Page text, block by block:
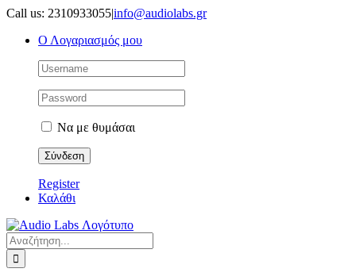
Μετάβαση
περιεχόμενο
Call us: 2310933055|info@audiolabs.gr
Ο Λογαριασμός μου
Να με θυμάσαι
Register
Καλάθι
Αναζήτηση
για: